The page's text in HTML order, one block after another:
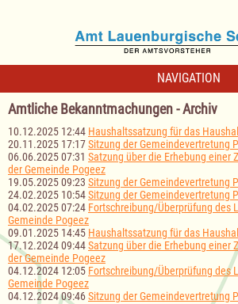
NAVIGATION
Amtliche Bekanntmachungen - Archiv
10.12.2025 12:44 Haushaltssatzung für das
20.11.2025 17:17Sitzung der Gemeindevertretung
06.06.2025 07:31 Satzung über die Erhebung einer
der Gemeinde Pogeez
19.05.2025 09:23 Sitzung der Gemeindevertretung
24.02.2025 10:54Sitzung der Gemeindevertretung
04.02.2025 07:24 Fortschreibung/Überprüfung des
Gemeinde Pogeez
09.01.2025 14:45 Haushaltssatzung für das
17.12.2024 09:44Satzung über die Erhebung einer
der Gemeinde Pogeez
04.12.2024 12:05 Fortschreibung/Überprüfung des
Gemeinde Pogeez
04.12.2024 09:46Sitzung der Gemeindevertretung